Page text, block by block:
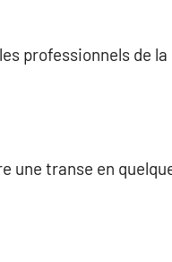
professionnels de la
une transe en